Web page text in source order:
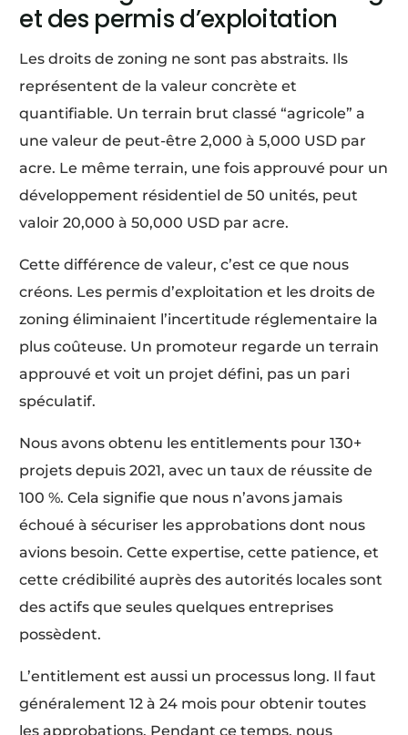
et des permis d’exploitation
Les droits de zoning ne sont pas abstraits. Ils
représentent de la valeur concrète et
quantifiable. Un terrain brut classé “agricole” a
une valeur de peut-être 2,000 à 5,000 USD par
acre. Le même terrain, une fois approuvé pour un
développement résidentiel de 50 unités, peut
valoir 20,000 à 50,000 USD par acre.
Cette différence de valeur, c’est ce que nous
créons. Les permis d’exploitation et les droits de
zoning éliminaient l’incertitude réglementaire la
plus coûteuse. Un promoteur regarde un terrain
approuvé et voit un projet défini, pas un pari
spéculatif.
Nous avons obtenu les entitlements pour 130+
projets depuis 2021, avec un taux de réussite de
100 %. Cela signifie que nous n’avons jamais
échoué à sécuriser les approbations dont nous
avions besoin. Cette expertise, cette patience, et
cette crédibilité auprès des autorités locales sont
des actifs que seules quelques entreprises
possèdent.
L’entitlement est aussi un processus long. Il faut
généralement 12 à 24 mois pour obtenir toutes
les approbations. Pendant ce temps, nous